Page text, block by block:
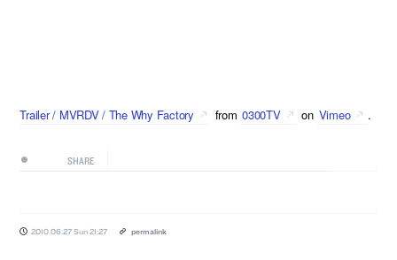
Trailer / MVRDV / The Why Factory from 0300TV on Vimeo .
SHARE
2010.06.27 Sun 21:27 permalink